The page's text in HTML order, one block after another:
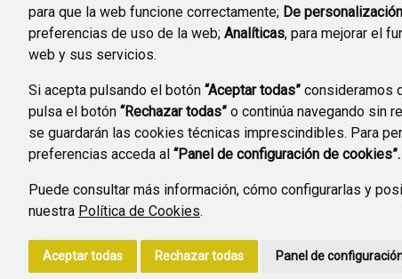
para que la web funcione correctamente; De
preferencias de uso de la web; Analíticas, para mejorar el
web y sus servicios.
Si acepta pulsando el botón “Aceptar todas” consideramos
pulsa el botón “Rechazar todas” o continúa navegando sin
se guardarán las cookies técnicas imprescindibles. Para
preferencias acceda al “Panel de configuración de cookies”.
Puede consultar más información, cómo configurarlas y
nuestra Política de Cookies.
Aceptar todas Rechazar todas Panel de
CANAL YOUTUBE
PREGUNTAS
FRECUENTES
PLAN DE